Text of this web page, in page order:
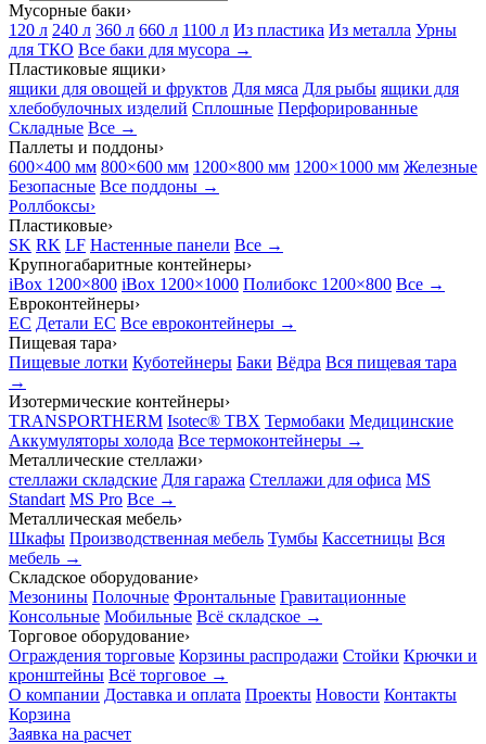
Мусорные баки›
120 л 240 л 360 л 660 л 1100 л Из пластика Из металла Урны
для ТКО Все баки для мусора →
Пластиковые ящики›
ящики для овощей и фруктов Для мяса Для рыбы ящики для
хлебобулочных изделий Сплошные Перфорированные
Складные Все →
Паллеты и поддоны›
600×400 мм 800×600 мм 1200×800 мм 1200×1000 мм Железные
Безопасные Все поддоны →
Роллбоксы›
Пластиковые›
SK RK LF Настенные панели Все →
Крупногабаритные контейнеры›
iBox 1200×800 iBox 1200×1000 Полибокс 1200×800 Все →
Евроконтейнеры›
EC Детали EC Все евроконтейнеры →
Пищевая тара›
Пищевые лотки Куботейнеры Баки Вёдра Вся пищевая тара
→
Изотермические контейнеры›
TRANSPORTHERM Isotec® TBX Термобаки Медицинские
Аккумуляторы холода Все термоконтейнеры →
Металлические стеллажи›
стеллажи складские Для гаража Стеллажи для офиса MS
Standart MS Pro Все →
Металлическая мебель›
Шкафы Производственная мебель Тумбы Кассетницы Вся
мебель →
Складское оборудование›
Мезонины Полочные Фронтальные Гравитационные
Консольные Мобильные Всё складское →
Торговое оборудование›
Ограждения торговые Корзины распродажи Стойки Крючки и
кронштейны Всё торговое →
О компании Доставка и оплата Проекты Новости Контакты
Корзина
Заявка на расчет